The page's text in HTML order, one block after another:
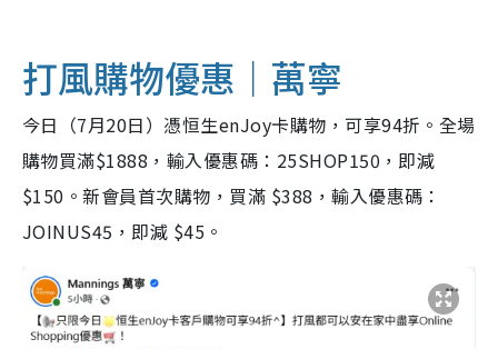
打風購物優惠｜萬寧
今日（7月20日）憑恒生enJoy卡購物，可享94折。全場
購物買滿$1888，輸入優惠碼：25SHOP150，即減
$150。新會員首次購物，買滿 $388，輸入優惠碼：
JOINUS45，即減 $45。